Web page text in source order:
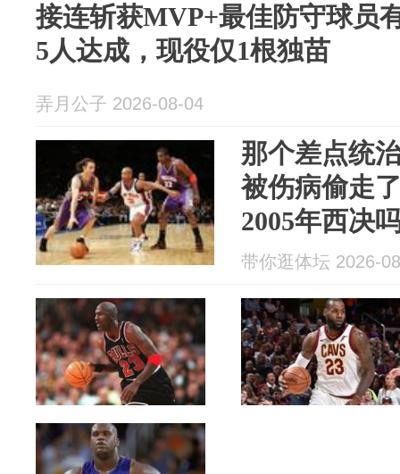
接连斩获MVP+最佳防守球员
5人达成，现役仅1根独苗
弄月公子 2026-08-04
那个差点统
被伤病偷走
2005年西决
联盟的目光
带你逛体坛 2026-